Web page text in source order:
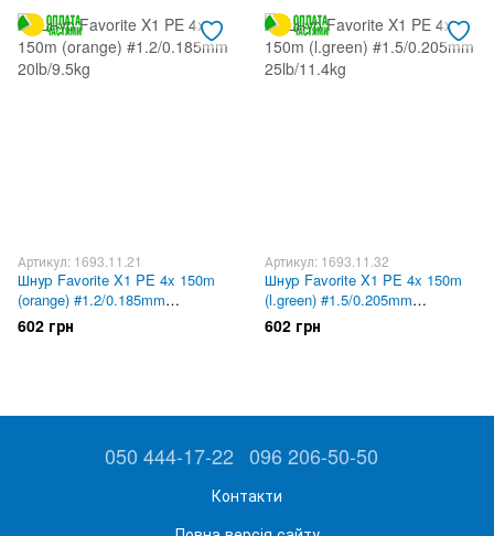
Артикул: 1693.11.21
Шнур Favorite X1 PE 4x 150m
(orange) #1.2/0.185mm
20lb/9.5kg
602 грн
Артикул: 1693.11.32
Шнур Favorite X1 PE 4x 150m
(l.green) #1.5/0.205mm
25lb/11.4kg
602 грн
050 444-17-22 096 206-50-50
Контакти